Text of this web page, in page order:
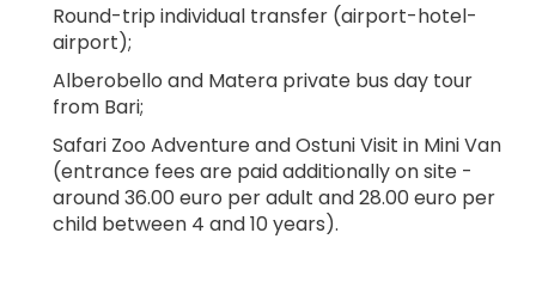
Round-trip individual transfer (airport-hotel-
airport);
Alberobello and Matera private bus day tour
from Bari;
Safari Zoo Adventure and Ostuni Visit in Mini Van
(entrance fees are paid additionally on site -
around 36.00 euro per adult and 28.00 euro per
child between 4 and 10 years).